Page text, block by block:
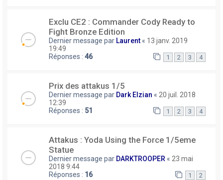
Exclu CE2 : Commander Cody Ready to
Fight Bronze Edition
Dernier message par Laurent « 13 janv. 2019
19:49
Réponses : 46 1 2 3 4
Prix des attakus 1/5
Dernier message par Dark Elzian « 20 juil. 2018
12:39
Réponses : 51 1 2 3 4
Attakus : Yoda Using the Force 1/5eme
Statue
Dernier message par DARKTROOPER « 23 mai
2018 9:44
Réponses : 16 1 2